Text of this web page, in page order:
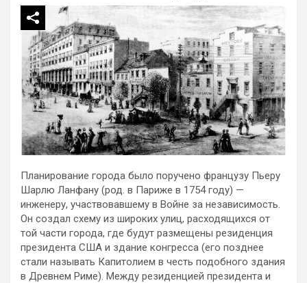
Планирование города было поручено французу Пьеру
Шарлю Ланфану (род. в Париже в 1754 году) —
инженеру, участвовавшему в Войне за независимость.
Он создал схему из широких улиц, расходящихся от
той части города, где будут размещены резиденция
президента США и здание конгресса (его позднее
стали называть Капитолием в честь подобного здания
в Древнем Риме). Между резиденцией президента и